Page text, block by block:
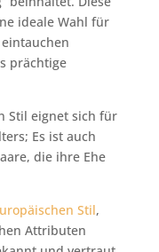
ideale Wahl für
prächtige
Stil eignet sich für
Es ist auch
die ihre Ehe
Stil,
Attributen